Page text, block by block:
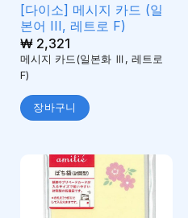
[다이소] 메시지 카드 (일
본어 III, 레트로 F)
₩2,321
메시지 카드(일본화 Ⅲ, 레트로
F)
장바구니